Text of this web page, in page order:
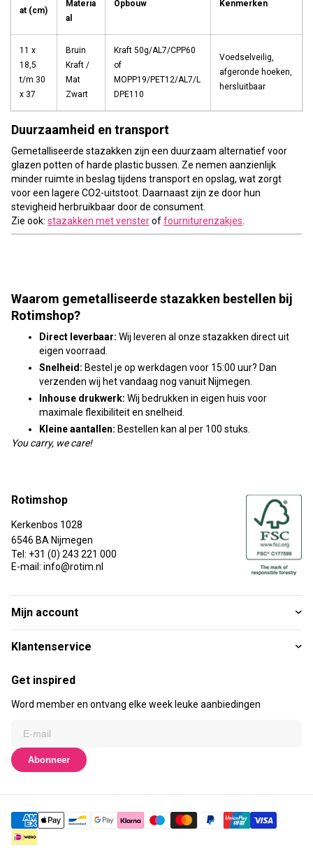
at (cm)
Materia
al
Opbouw Kenmerken
11 x
18,5
t/m 30
x 37
Bruin
Kraft /
Mat
Zwart
Kraft 50g/AL7/CPP60
of
MOPP19/PET12/AL7/L
DPE110
Voedselveilig,
afgeronde hoeken,
hersluitbaar
Duurzaamheid en transport
Gemetalliseerde stazakken zijn een duurzaam alternatief voor
glazen potten of harde plastic bussen. Ze nemen aanzienlijk
minder ruimte in beslag tijdens transport en opslag, wat zorgt
voor een lagere CO2-uitstoot. Daarnaast zijn ze door hun
stevigheid herbruikbaar door de consument.
Zie ook: stazakken met vensteroffourniturenzakjes
Waarom gemetalliseerde stazakken bestellen bij
Rotimshop?
Direct leverbaar: Wij leveren al onze stazakken direct uit
eigen voorraad.
Snelheid: Bestel je op werkdagen voor 15:00 uur? Dan
verzenden wij het vandaag nog vanuit Nijmegen.
Inhouse drukwerk: Wij bedrukken in eigen huis voor
maximale flexibiliteit en snelheid.
Kleine aantallen: Bestellen kan al per 100 stuks.
You carry, we care!
Rotimshop
Kerkenbos 1028
6546 BA Nijmegen
Tel: +31 (0) 243 221 000
E-mail: info@rotim.nl
Mijn account
Klantenservice
Get inspired
Word member en ontvang elke week leuke aanbiedingen
Abonneer